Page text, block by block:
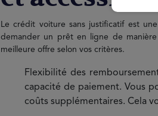
Le crédit voiture sans justificatif est
demander un prêt en ligne de
meilleure offre selon vos critères.
Flexibilité des
capacité de paiement. Vous
coûts supplémentaires. Cela